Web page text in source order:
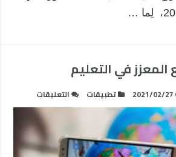
في التعليم
2021/02/27 تطبيقات التعليقات
تطبيقات
الواقع
المعزز
في